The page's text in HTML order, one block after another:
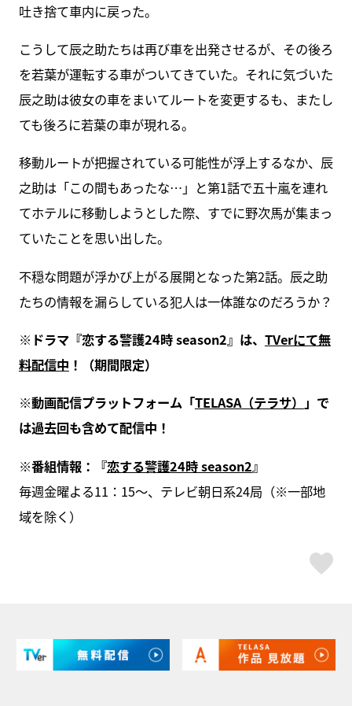
吐き捨て車内に戻った。
こうして辰之助たちは再び車を出発させるが、その後ろ
を若葉が運転する車がついてきていた。それに気づいた
辰之助は彼女の車をまいてルートを変更するも、またし
ても後ろに若葉の車が現れる。
移動ルートが把握されている可能性が浮上するなか、辰
之助は「この間もあったな…」と第1話で五十嵐を連れ
てホテルに移動しようとした際、すでに野次馬が集まっ
ていたことを思い出した。
不穏な問題が浮かび上がる展開となった第2話。辰之助
たちの情報を漏らしている犯人は一体誰なのだろうか？
※ドラマ『恋する警護24時 season2』は、 TVerにて無
料配信中 ！（期間限定）
※動画配信プラットフォーム「TELASA（テラサ） 」で
は過去回も含めて配信中！
※番組情報：『恋する警護24時 season2』
毎週金曜よる11：15～、テレビ朝日系24局（※一部地
域を除く）